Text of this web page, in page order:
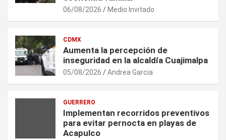
06/08/2026 Medio Invitado
CDMX
Aumenta la percepción de
inseguridad en la alcaldía Cuajimalpa
05/08/2026 Andrea Garcia
GUERRERO
Implementan recorridos preventivos
para evitar pernocta en playas de
Acapulco